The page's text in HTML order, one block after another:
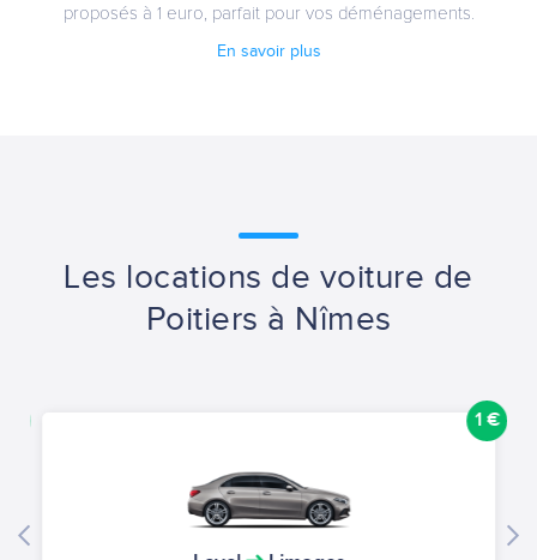
proposés à 1 euro, parfait pour vos déménagements.
En savoir plus
Les locations de voiture de
Poitiers à Nîmes
1 €